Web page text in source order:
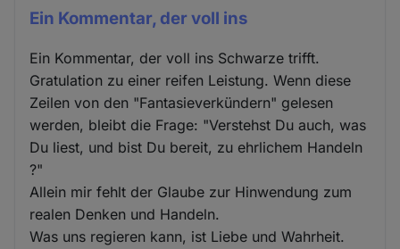
Ein Kommentar, der voll ins
Ein Kommentar, der voll ins Schwarze trifft.
Gratulation zu einer reifen Leistung. Wenn diese
Zeilen von den "Fantasieverkündern" gelesen
werden, bleibt die Frage: "Verstehst Du auch, was
Du liest, und bist Du bereit, zu ehrlichem Handeln
?"
Allein mir fehlt der Glaube zur Hinwendung zum
realen Denken und Handeln.
Was uns regieren kann, ist Liebe und Wahrheit.